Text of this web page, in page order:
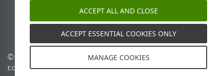
ESET Status Portal
Regionale ondersteuning
© 1992 - 2025 ESET, spol. s
r.o. - Alle rechten
Cookiebeleid
ACCEPT ALL AND CLOSE
ACCEPT ESSENTIAL COOKIES ONLY
MANAGE COOKIES